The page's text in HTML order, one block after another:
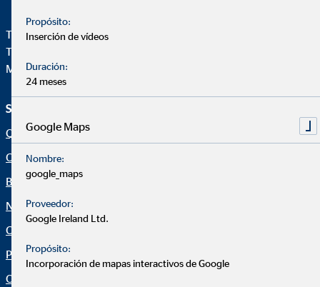
Teléfono:+34914471028
Telefax: +34 91 44710-29
Mail:ovb@central.ovb.es
Servicio e información
Quiénes Somos
Consultoría financiera
Blog
Noticias
Calculadora financiera
Protección de datos
Organization: "Datos sobre
Propósito:
Inserción de vídeos
Duración:
24 meses
Google Maps
Nombre:
google_maps
Proveedor:
Google Ireland Ltd.
Propósito:
Incorporación de mapas interactivos de Google